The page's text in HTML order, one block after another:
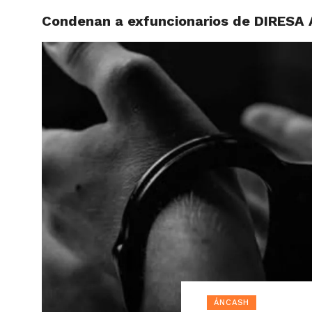
Condenan a exfuncionarios de
ÁNCASH